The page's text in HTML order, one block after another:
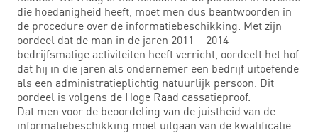
die hoedanigheid heeft, moet men dus beantwoorden in
de procedure over de informatiebeschikking. Met zijn
oordeel dat de man in de jaren 2011 – 2014
bedrijfsmatige activiteiten heeft verricht, oordeelt het hof
dat hij in die jaren als ondernemer een bedrijf uitoefende
als een administratieplichtig natuurlijk persoon. Dit
oordeel is volgens de Hoge Raad cassatieproof.
Dat men voor de beoordeling van de juistheid van de
informatiebeschikking moet uitgaan van de kwalificatie